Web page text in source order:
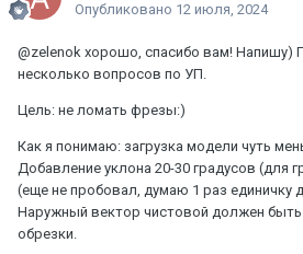
Опубликовано 12 июля, 2024
@zelenok хорошо, спасибо вам! Напишу)
несколько вопросов по УП.
Цель: не ломать фрезы:)
Как я понимаю: загрузка модели чуть
Добавление уклона 20-30 градусов (для
(еще не пробовал, думаю 1 раз единичку
Наружный вектор чистовой должен
обрезки.